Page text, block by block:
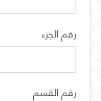
رقم الجزء
رقم القسم